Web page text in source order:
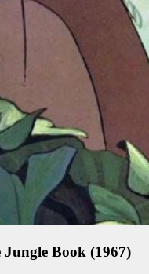
Book (1967)